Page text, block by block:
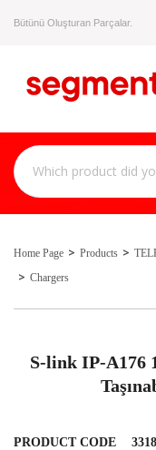
Bütünü Oluşturan Parçalar.
Home Page Products
Chargers
S-link IP-A176
PRODUCT CODE